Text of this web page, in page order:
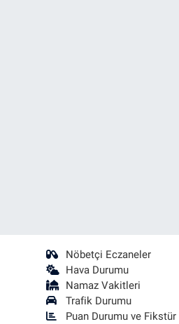
Nöbetçi Eczaneler
Hava Durumu
Namaz Vakitleri
Trafik Durumu
Puan Durumu ve Fikstür